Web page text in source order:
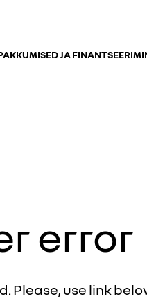
JA
error
Please, use link